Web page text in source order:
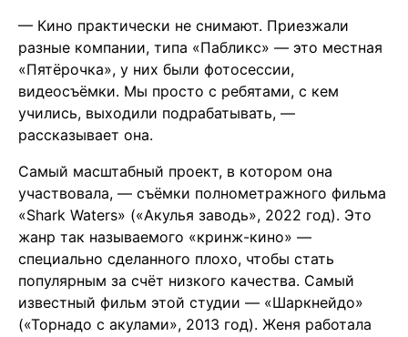
— Кино практически не снимают. Приезжали
разные компании, типа «Пабликс» — это местная
«Пятёрочка», у них были фотосессии,
видеосъёмки. Мы просто с ребятами, с кем
учились, выходили подрабатывать, —
рассказывает она.
Самый масштабный проект, в котором она
участвовала, — съёмки полнометражного фильма
«Shark Waters» («Акулья заводь», 2022 год). Это
жанр так называемого «кринж-кино» —
специально сделанного плохо, чтобы стать
популярным за счёт низкого качества. Самый
известный фильм этой студии — «Шаркнейдо»
(«Торнадо с акулами», 2013 год). Женя работала